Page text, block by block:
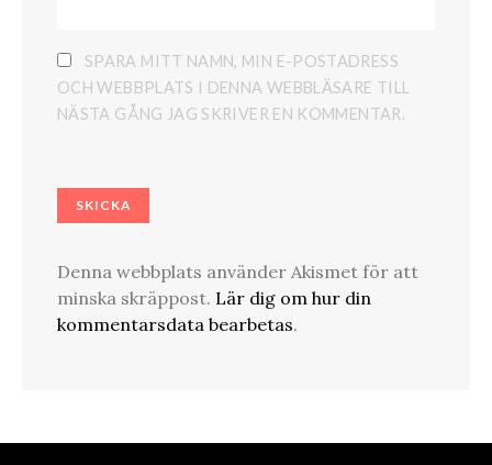
SPARA MITT NAMN, MIN E-POSTADRESS
OCH WEBBPLATS I DENNA WEBBLÄSARE TILL
NÄSTA GÅNG JAG SKRIVER EN KOMMENTAR.
Denna webbplats använder Akismet för att
minska skräppost. Lär dig om hur din
kommentarsdata bearbetas.